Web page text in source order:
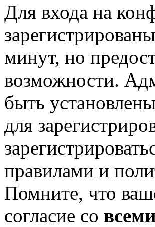
Для входа на
минут, но
возможности.
быть
для
правилами и
Помните, что
согласие со